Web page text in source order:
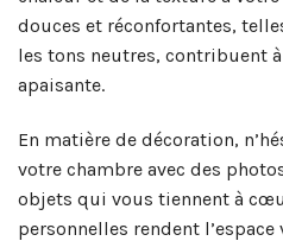
douces et réconfortantes,
les tons neutres, contribuent
apaisante.
En matière de décoration,
votre chambre avec des
objets qui vous tiennent à
personnelles rendent